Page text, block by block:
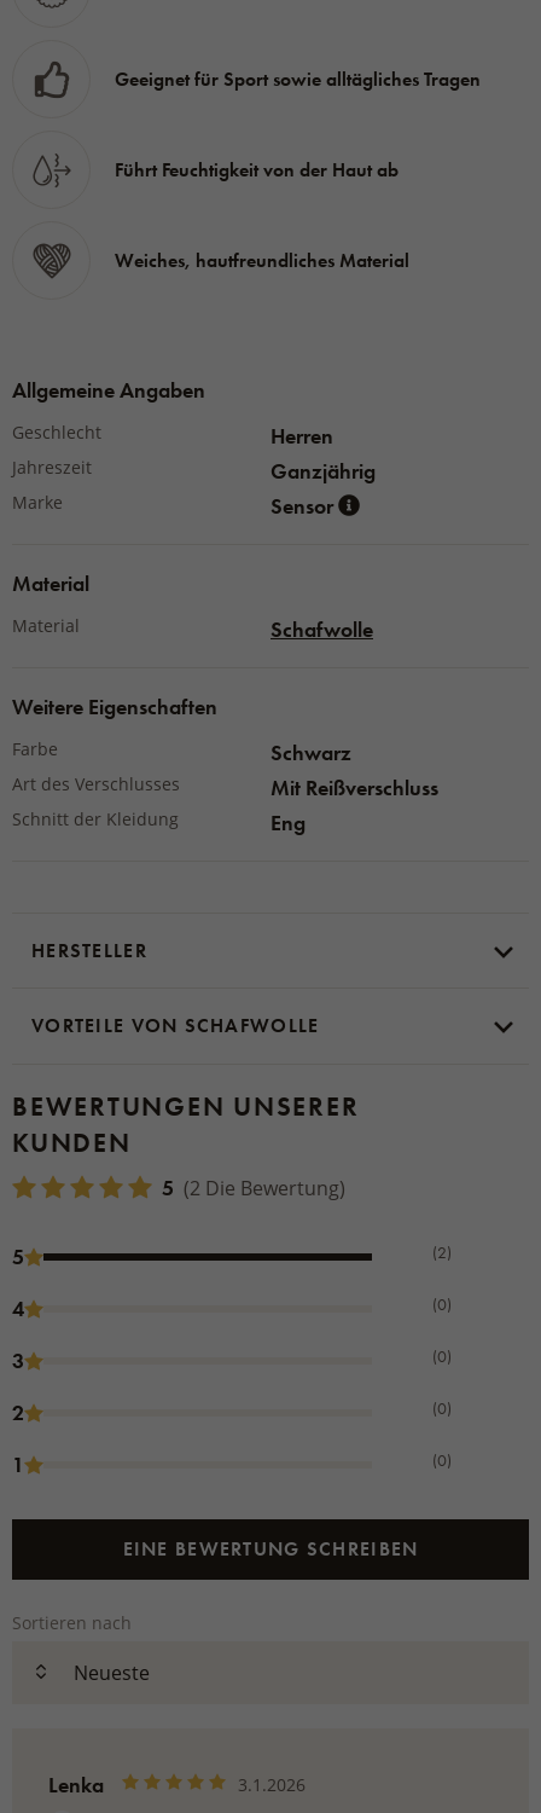
Material:
Geeignet für Sport sowie alltägliches Tragen
Führt Feuchtigkeit von der Haut ab
Weiches, hautfreundliches Material
Allgemeine Angaben
Geschlecht Herren
Jahreszeit Ganzjährig
Marke Sensor
Material
Material Schafwolle
Weitere Eigenschaften
Farbe Schwarz
Art des Verschlusses Mit Reißverschluss
Schnitt der Kleidung Eng
HERSTELLER
VORTEILE VON SCHAFWOLLE
BEWERTUNGEN UNSERER
KUNDEN
5 (2 Die Bewertung)
5 (2)
4 (0)
3 (0)
2 (0)
1 (0)
EINE BEWERTUNG SCHREIBEN
Sortieren nach
Lenka
3.1.2026